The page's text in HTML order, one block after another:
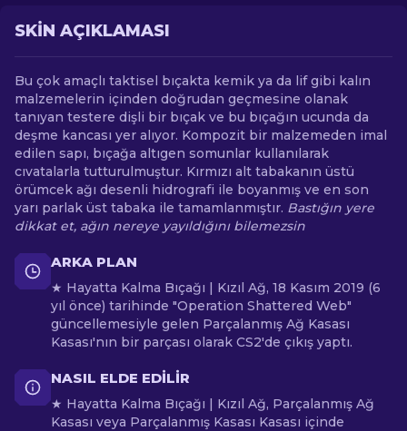
SKIN AÇIKLAMASI
Bu çok amaçlı taktisel bıçakta kemik ya da lif gibi kalın
malzemelerin içinden doğrudan geçmesine olanak
tanıyan testere dişli bir bıçak ve bu bıçağın ucunda da
deşme kancası yer alıyor. Kompozit bir malzemeden imal
edilen sapı, bıçağa altıgen somunlar kullanılarak
cıvatalarla tutturulmuştur. Kırmızı alt tabakanın üstü
örümcek ağı desenli hidrografi ile boyanmış ve en son
yarı parlak üst tabaka ile tamamlanmıştır. Bastığın yere
dikkat et, ağın nereye yayıldığını bilemezsin
ARKA PLAN
★ Hayatta Kalma Bıçağı | Kızıl Ağ, 18 Kasım 2019 (6
yıl önce) tarihinde "Operation Shattered Web"
güncellemesiyle gelen Parçalanmış Ağ Kasası
Kasası'nın bir parçası olarak CS2'de çıkış yaptı.
NASIL ELDE EDILIR
★ Hayatta Kalma Bıçağı | Kızıl Ağ, Parçalanmış Ağ
Kasası veya Parçalanmış Kasası Kasası içinde